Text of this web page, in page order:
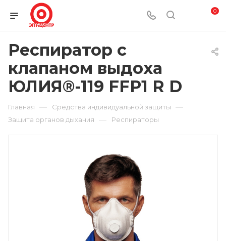
0
Респиратор с
клапаном выдоха
ЮЛИЯ®-119 FFP1 R D
Главная — Средства индивидуальной защиты —
Защита органов дыхания — Респираторы